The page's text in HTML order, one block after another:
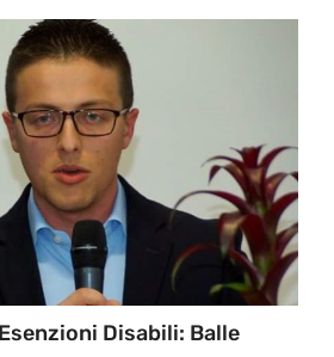
Disabili: Balle